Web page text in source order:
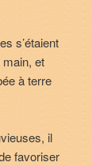
s’étaient
et
à terre
il
favoriser